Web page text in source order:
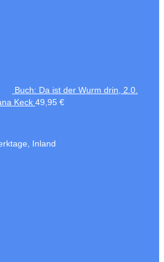
Buch: Da ist der Wurm drin, 2.0.
Keck 49,95 €
Inland